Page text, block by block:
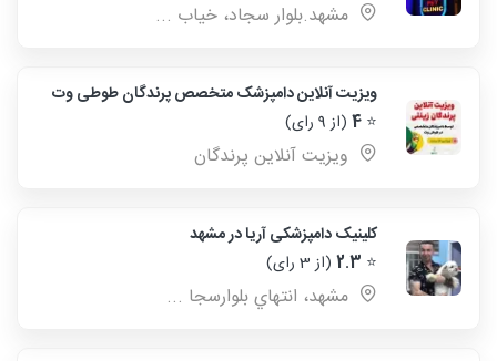
مشهد.بلوار سجاد، خیاب ...
ویزیت آنلاین دامپزشک متخصص پرندگان طوطی وت
⭐
4 (از 9 رای)
ویزیت آنلاین پرندگان
کلینیک دامپزشکی آریا در مشهد
⭐
2.3 (از 3 رای)
مشهد، انتهاي بلوارسجا ...